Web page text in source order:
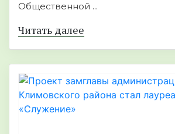
Общественной ...
Читать далее